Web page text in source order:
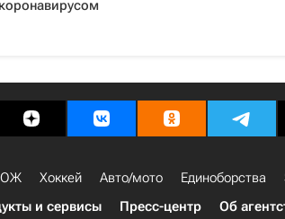
Хоккей Авто/мото Единоборства
и сервисы Пресс-центр Об